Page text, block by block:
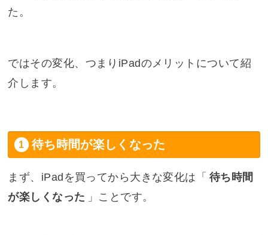
た。
ではその変化、つまりiPadのメリットについて紹
介します。
待ち時間が楽しくなった
まず、iPadを買ってから大きな変化は「 待ち時間
が楽しくなった 」ことです。